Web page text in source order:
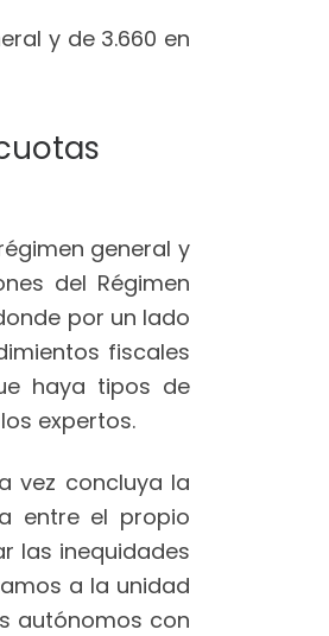
y de 3.660 en
general y
del Régimen
por un lado
fiscales
haya tipos de
expertos.
vez concluya la
entre el propio
las inequidades
a la unidad
autónomos con